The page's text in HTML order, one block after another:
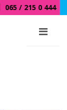
065 / 215 0 444